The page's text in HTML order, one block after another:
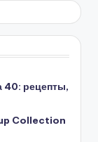
40: рецепты,
Collection